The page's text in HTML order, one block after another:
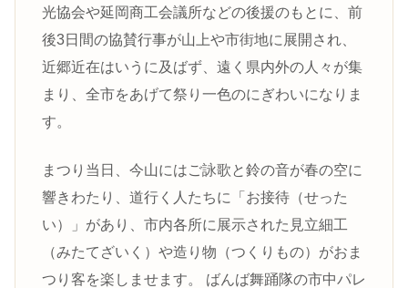
光協会や延岡商工会議所などの後援のもとに、前
後3日間の協賛行事が山上や市街地に展開され、
近郷近在はいうに及ばず、遠く県内外の人々が集
まり、全市をあげて祭り一色のにぎわいになりま
す。
まつり当日、今山にはご詠歌と鈴の音が春の空に
響きわたり、道行く人たちに「お接待（せった
い）」があり、市内各所に展示された見立細工
（みたてざいく）や造り物（つくりもの）がおま
つり客を楽しませます。 ばんば舞踊隊の市中パレ